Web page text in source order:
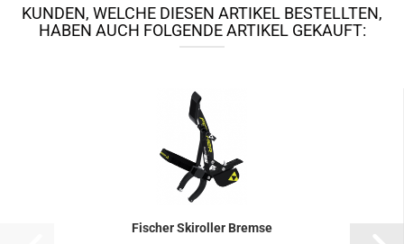
KUNDEN, WELCHE DIESEN ARTIKEL BESTELLTEN,
HABEN AUCH FOLGENDE ARTIKEL GEKAUFT:
Fischer Skiroller Bremse